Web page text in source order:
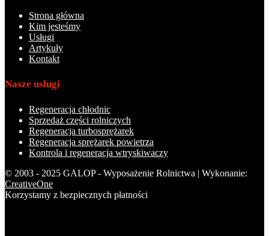
Strona główna
Kim jesteśmy
Usługi
Artykuły
Kontakt
Nasze usługi
Regeneracja chłodnic
Sprzedaż części rolniczych
Regeneracja turbosprężarek
Regeneracja sprężarek powietrza
Kontrola i regeneracja wtryskiwaczy
© 2003 - 2025 GALOP - Wyposażenie Rolnictwa | Wykonanie:
CreativeOne
Korzystamy z bezpiecznych płatności